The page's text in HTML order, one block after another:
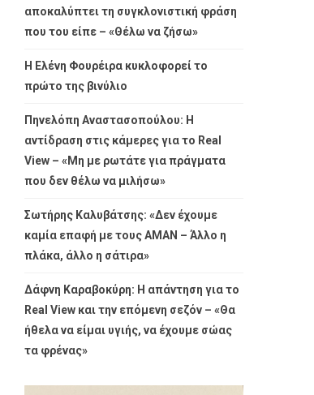
αποκαλύπτει τη συγκλονιστική φράση
που του είπε – «Θέλω να ζήσω»
Η Ελένη Φουρέιρα κυκλοφορεί το
πρώτο της βινύλιο
Πηνελόπη Αναστασοπούλου: Η
αντίδραση στις κάμερες για το Real
View – «Μη με ρωτάτε για πράγματα
που δεν θέλω να μιλήσω»
Σωτήρης Καλυβάτσης: «Δεν έχουμε
καμία επαφή με τους ΑΜΑΝ – Άλλο η
πλάκα, άλλο η σάτιρα»
Δάφνη Καραβοκύρη: Η απάντηση για το
Real View και την επόμενη σεζόν – «Θα
ήθελα να είμαι υγιής, να έχουμε σώας
τα φρένας»